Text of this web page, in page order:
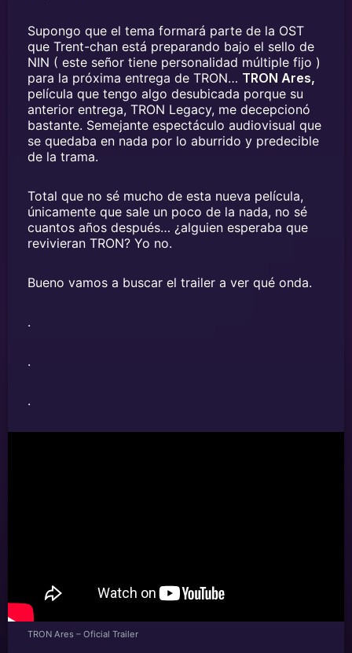
Supongo que el tema formará parte de la OST
que Trent-chan está preparando bajo el sello de
NIN ( este señor tiene personalidad múltiple fijo )
para la próxima entrega de TRON… TRON Ares,
película que tengo algo desubicada porque su
anterior entrega, TRON Legacy, me decepcionó
bastante. Semejante espectáculo audiovisual que
se quedaba en nada por lo aburrido y predecible
de la trama.
Total que no sé mucho de esta nueva película,
únicamente que sale un poco de la nada, no sé
cuantos años después… ¿alguien esperaba que
revivieran TRON? Yo no.
Bueno vamos a buscar el trailer a ver qué onda.
.
.
.
TRON Ares – Oficial Trailer